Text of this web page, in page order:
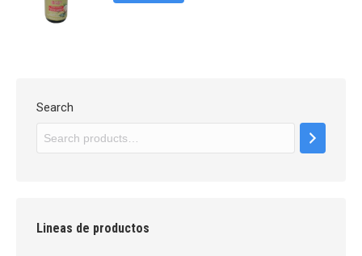
Search
Lineas de productos